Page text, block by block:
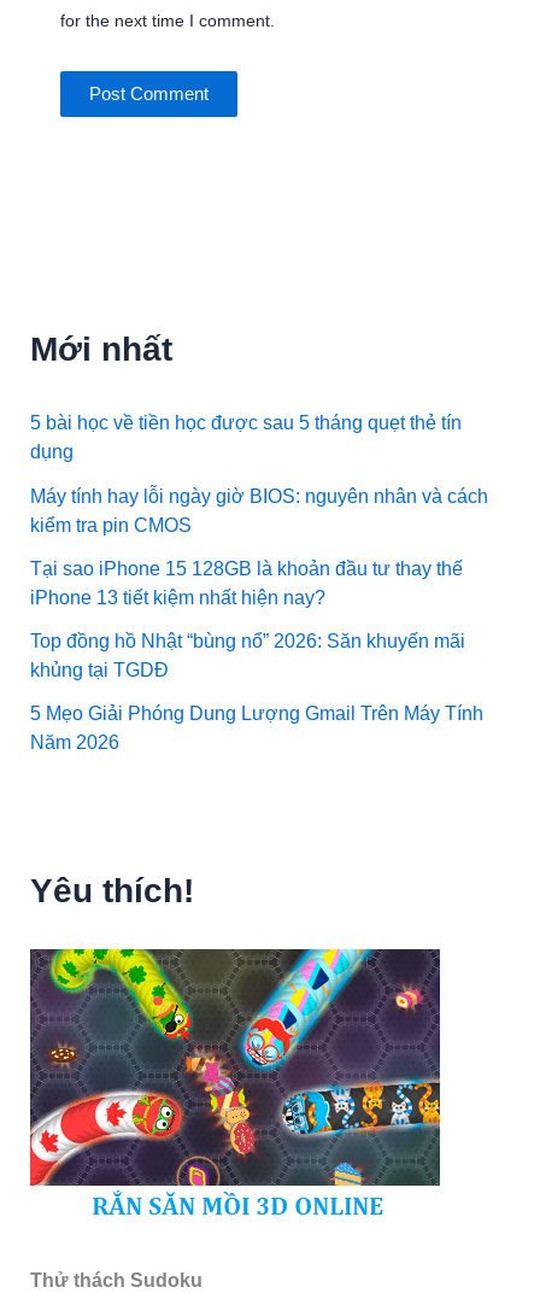
for the next time I comment.
Mới nhất
5 bài học về tiền học được sau 5 tháng quẹt thẻ tín
dụng
Máy tính hay lỗi ngày giờ BIOS: nguyên nhân và cách
kiểm tra pin CMOS
Tại sao iPhone 15 128GB là khoản đầu tư thay thế
iPhone 13 tiết kiệm nhất hiện nay?
Top đồng hồ Nhật “bùng nổ” 2026: Săn khuyến mãi
khủng tại TGDĐ
5 Mẹo Giải Phóng Dung Lượng Gmail Trên Máy Tính
Năm 2026
Yêu thích!
Thử thách Sudoku